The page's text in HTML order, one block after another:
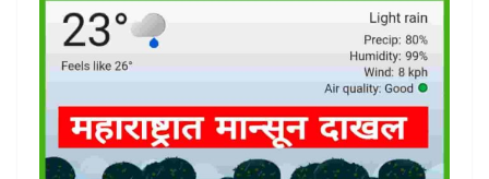
o
k
p
p k